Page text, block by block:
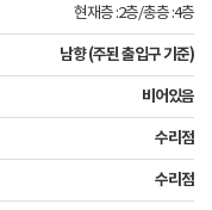
현재층 :2층/총층 :4층
남향 (주된 출입구 기준)
비어있음
수리점
수리점